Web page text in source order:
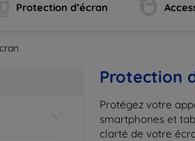
Protection d’écran
Protection
Protégez votre
smartphones et
clarté de votre